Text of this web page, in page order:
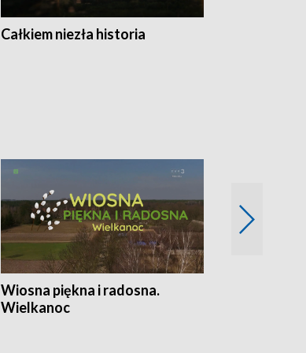
Całkiem niezła historia
Wiosna piękna i radosna.
Wielkanoc